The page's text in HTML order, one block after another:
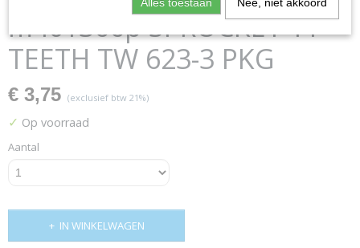
m401366p SPROCKET 11
TEETH TW 623-3 PKG
€ 3,75 (exclusief btw 21%)
✓ Op voorraad
Aantal
IN WINKELWAGEN